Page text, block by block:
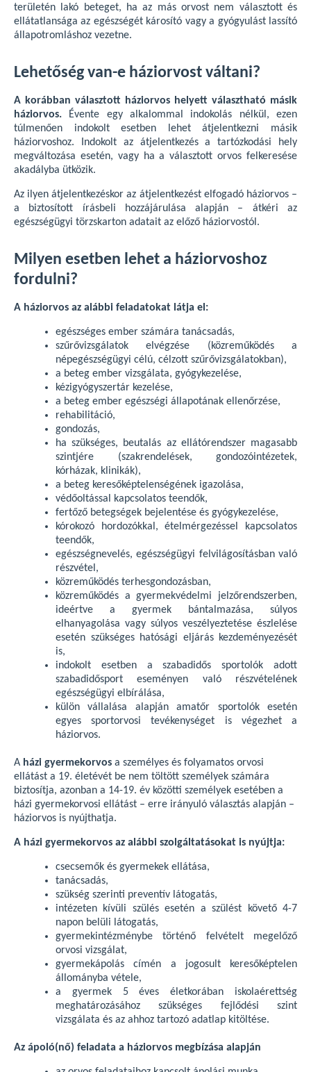
területén lakó beteget, ha az más orvost nem választott és
ellátatlansága az egészségét károsító vagy a gyógyulást lassító
állapotromláshoz vezetne.
Lehetőség van-e háziorvost váltani?
A korábban választott háziorvos helyett választható másik
háziorvos.
Évente egy alkalommal indokolás nélkül, ezen
túlmenően indokolt esetben lehet átjelentkezni másik
háziorvoshoz. Indokolt az átjelentkezés a tartózkodási hely
megváltozása esetén, vagy ha a választott orvos felkeresése
akadályba ütközik.
Az ilyen átjelentkezéskor az átjelentkezést elfogadó háziorvos –
a biztosított írásbeli hozzájárulása alapján – átkéri az
egészségügyi törzskarton adatait az előző háziorvostól.
Milyen esetben lehet a háziorvoshoz
fordulni?
A háziorvos az alábbi feladatokat látja el:
egészséges ember számára tanácsadás,
szűrővizsgálatok elvégzése (közreműködés a
népegészségügyi célú, célzott szűrővizsgálatokban),
a beteg ember vizsgálata, gyógykezelése,
kézigyógyszertár kezelése,
a beteg ember egészségi állapotának ellenőrzése,
rehabilitáció,
gondozás,
ha szükséges, beutalás az ellátórendszer magasabb
szintjére (szakrendelések, gondozóintézetek,
kórházak, klinikák),
a beteg keresőképtelenségének igazolása,
védőoltással kapcsolatos teendők,
fertőző betegségek bejelentése és gyógykezelése,
kórokozó hordozókkal, ételmérgezéssel kapcsolatos
teendők,
egészségnevelés, egészségügyi felvilágosításban való
részvétel,
közreműködés terhesgondozásban,
közreműködés a gyermekvédelmi jelzőrendszerben,
ideértve a gyermek bántalmazása, súlyos
elhanyagolása vagy súlyos veszélyeztetése észlelése
esetén szükséges hatósági eljárás kezdeményezését
is,
indokolt esetben a szabadidős sportolók adott
szabadidősport eseményen való részvételének
egészségügyi elbírálása,
külön vállalása alapján amatőr sportolók esetén
egyes sportorvosi tevékenységet is végezhet a
háziorvos.
A házi gyermekorvos a személyes és folyamatos orvosi
ellátást a 19. életévét be nem töltött személyek számára
biztosítja, azonban a 14-19. év közötti személyek esetében a
házi gyermekorvosi ellátást – erre irányuló választás alapján –
háziorvos is nyújthatja.
A házi gyermekorvos az alábbi szolgáltatásokat is nyújtja:
csecsemők és gyermekek ellátása,
tanácsadás,
szükség szerinti preventív látogatás,
intézeten kívüli szülés esetén a szülést követő 4-7
napon belüli látogatás,
gyermekintézménybe történő felvételt megelőző
orvosi vizsgálat,
gyermekápolás címén a jogosult keresőképtelen
állományba vétele,
a gyermek 5 éves életkorában iskolaérettség
meghatározásához szükséges fejlődési szint
vizsgálata és az ahhoz tartozó adatlap kitöltése.
Az ápoló(nő) feladata a háziorvos megbízása alapján